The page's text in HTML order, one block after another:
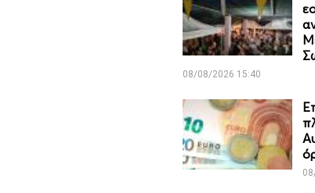
08/08/2026 15:40